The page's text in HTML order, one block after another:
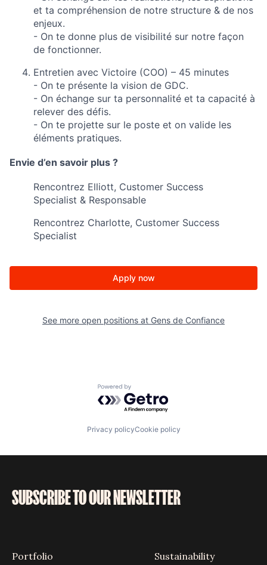
et ta compréhension de notre structure & de nos
enjeux.
- On te donne plus de visibilité sur notre façon
de fonctionner.
Entretien avec Victoire (COO) – 45 minutes
- On te présente la vision de GDC.
- On échange sur ta personnalité et ta capacité à
relever des défis.
- On te projette sur le poste et on valide les
éléments pratiques.
Envie d’en savoir plus ?
Rencontrez Elliott, Customer Success
Specialist & Responsable
Rencontrez Charlotte, Customer Success
Specialist
Apply now
See more open positions at Gens de Confiance
Powered by Getro.com
Privacy policyCookie policy
SUBSCRIBE TO OUR NEWSLETTER
Portfolio Sustainability